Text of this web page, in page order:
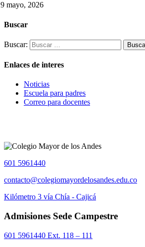
mayo, 2026
Buscar
Buscar:
Enlaces de interes
Noticias
Escuela para padres
Correo para docentes
601 5961440
contacto@colegiomayordelosandes.edu.co
Kilómetro 3 vía Chía - Cajicá
Admisiones Sede Campestre
601 5961440 Ext. 118 – 111